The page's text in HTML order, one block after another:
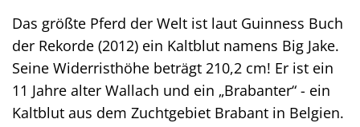
Das größte Pferd der Welt ist laut Guinness Buch
der Rekorde (2012) ein Kaltblut namens Big Jake.
Seine Widerristhöhe beträgt 210,2 cm! Er ist ein
11 Jahre alter Wallach und ein „Brabanter“ - ein
Kaltblut aus dem Zuchtgebiet Brabant in Belgien.